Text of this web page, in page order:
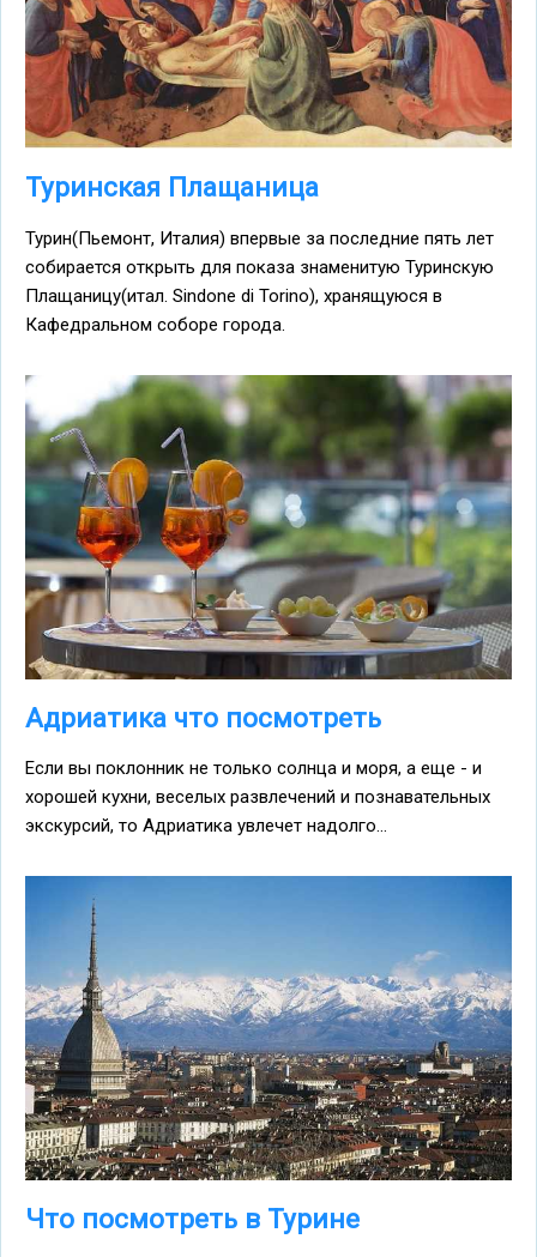
Туринская Плащаница
Турин(Пьемонт, Италия) впервые за последние пять лет
собирается открыть для показа знаменитую Туринскую
Плащаницу(итал. Sindone di Torino), хранящуюся в
Кафедральном соборе города.
Адриатика что посмотреть
Если вы поклонник не только солнца и моря, а еще - и
хорошей кухни, веселых развлечений и познавательных
экскурсий, то Адриатика увлечет надолго...
Что посмотреть в Турине